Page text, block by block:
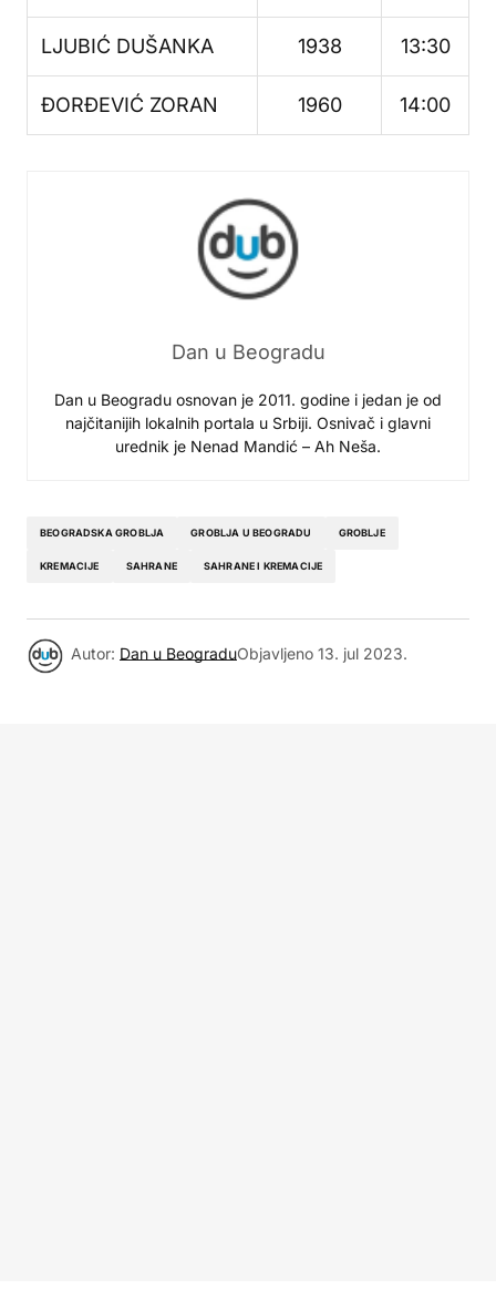
LJUBIĆ DUŠANKA 1938 13:30
ĐORĐEVIĆ ZORAN 1960 14:00
Dan u Beogradu
Dan u Beogradu osnovan je 2011. godine i jedan je od
najčitanijih lokalnih portala u Srbiji. Osnivač i glavni
urednik je Nenad Mandić – Ah Neša.
BEOGRADSKA GROBLJA GROBLJA U BEOGRADU GROBLJE
KREMACIJE SAHRANE SAHRANE I KREMACIJE
Autor: Dan u BeograduObjavljeno 13. jul 2023.